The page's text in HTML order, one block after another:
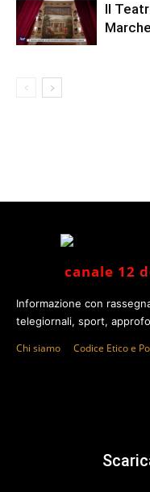
Il
canale 12
Informazione con
telegiornali, sport,
Chi siamo Codice Etico e